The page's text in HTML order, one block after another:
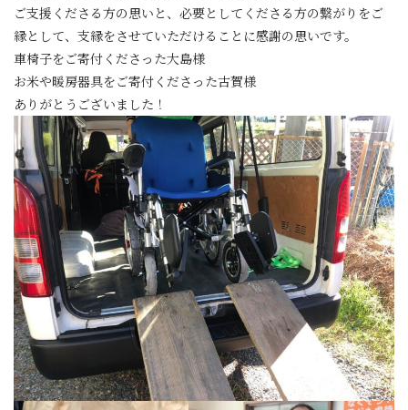
ご支援くださる方の思いと、必要としてくださる方の繋がりをご
縁として、支縁をさせていただけることに感謝の思いです。
車椅子をご寄付くださった大島様
お米や暖房器具をご寄付くださった古賀様
ありがとうございました！